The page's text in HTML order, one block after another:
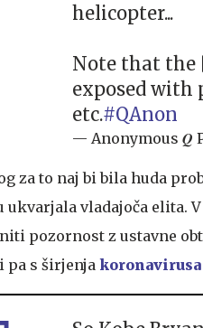
helicopter...
Note that the
exposed with
etc.#QAnon
— Anonymous 𝑸
za to naj bi bila huda
ukvarjala vladajoča elita.
pozornost z ustavne
pa s širjenja koronavirusa